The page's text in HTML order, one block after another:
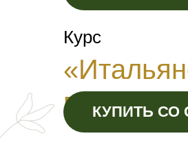
Курс
выпечка»
КУПИТЬ СО